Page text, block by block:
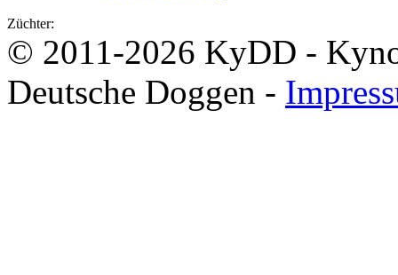
Züchter:
© 2011-2026 KyDD -
Deutsche Doggen -